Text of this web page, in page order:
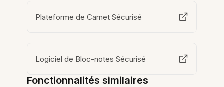
Plateforme de Carnet Sécurisé
Logiciel de Bloc-notes Sécurisé
Fonctionnalités similaires